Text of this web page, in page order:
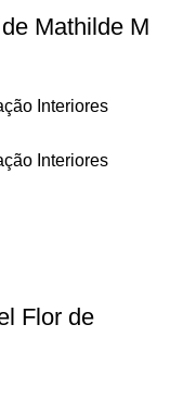
Mathilde M
Flor de